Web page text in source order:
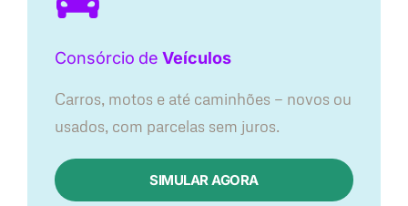
Consórcio de Veículos
Carros, motos e até caminhões — novos ou
usados, com parcelas sem juros.
SIMULAR AGORA